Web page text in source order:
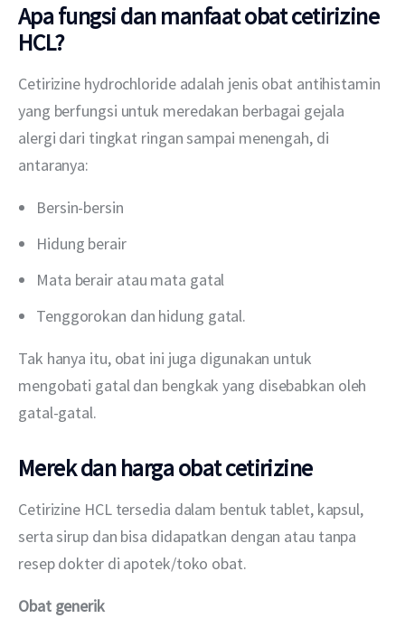
Apa fungsi dan manfaat obat cetirizine
HCL?
Cetirizine hydrochloride adalah jenis obat antihistamin
yang berfungsi untuk meredakan berbagai gejala
alergi dari tingkat ringan sampai menengah, di
antaranya:
Bersin-bersin
Hidung berair
Mata berair atau mata gatal
Tenggorokan dan hidung gatal.
Tak hanya itu, obat ini juga digunakan untuk
mengobati gatal dan bengkak yang disebabkan oleh
gatal-gatal.
Merek dan harga obat cetirizine
Cetirizine HCL tersedia dalam bentuk tablet, kapsul,
serta sirup dan bisa didapatkan dengan atau tanpa
resep dokter di apotek/toko obat.
Obat generik